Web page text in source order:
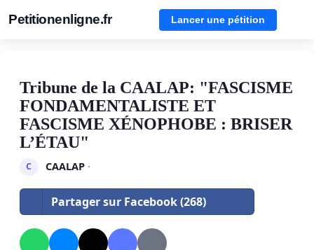
Petitionenligne.fr Lancer une pétition
Tribune de la CAALAP: "FASCISME
FONDAMENTALISTE ET
FASCISME XÉNOPHOBE : BRISER
L’ÉTAU"
C CAALAP·
Partager sur Facebook (268)